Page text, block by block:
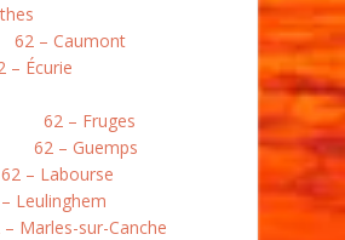
62 – Caumont
– Écurie
62 – Fruges
62 – Guemps
62 – Labourse
Leulinghem
– Marles-sur-Canche